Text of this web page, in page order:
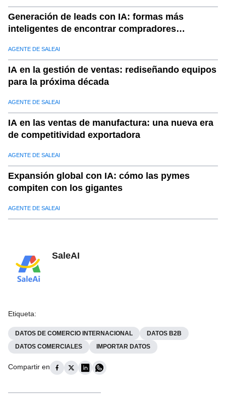
Generación de leads con IA: formas más
inteligentes de encontrar compradores
AGENTE DE SALEAI
IA en la gestión de ventas: rediseñando equipos
para la próxima década
AGENTE DE SALEAI
IA en las ventas de manufactura: una nueva era
de competitividad exportadora
AGENTE DE SALEAI
Expansión global con IA: cómo las pymes
compiten con los gigantes
AGENTE DE SALEAI
SaleAI
Etiqueta:
DATOS DE COMERCIO INTERNACIONAL
DATOS B2B
DATOS COMERCIALES
IMPORTAR DATOS
Compartir en